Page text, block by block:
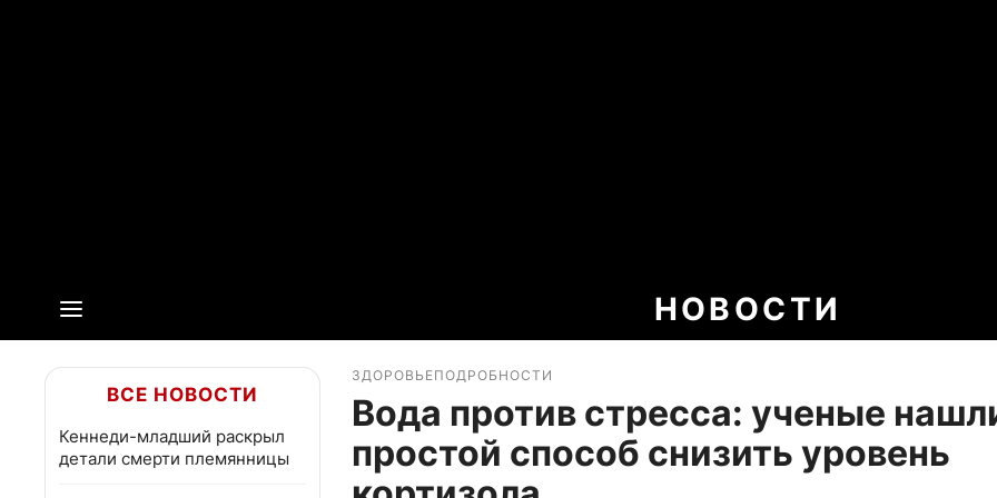
НОВОСТИ
ВСЕ НОВОСТИ
Кеннеди-младший раскрыл
детали смерти племянницы
ЗДОРОВЬЕПОДРОБНОСТИ
Вода против стресса: ученые
простой способ снизить уровень